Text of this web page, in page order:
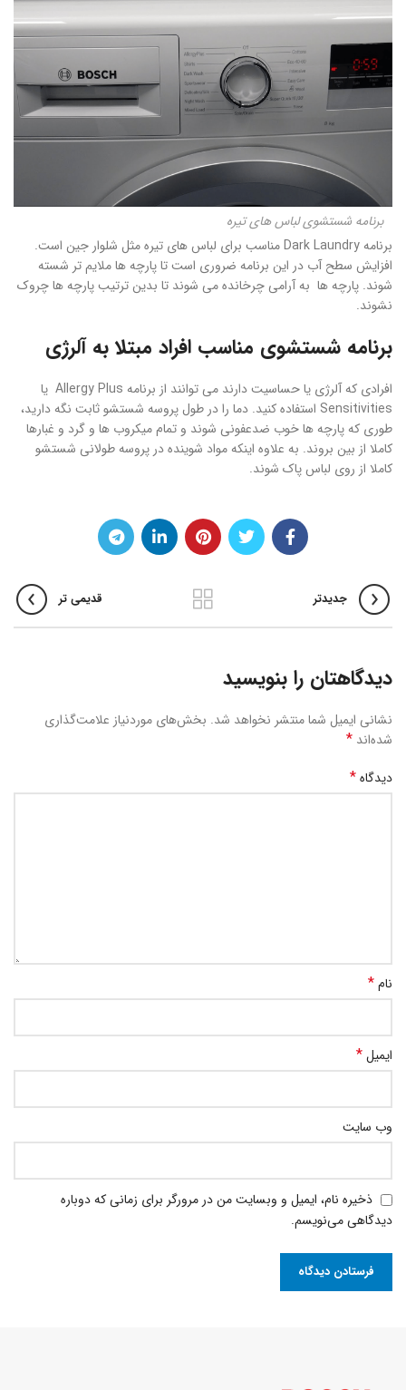
برنامه شستشوی لباس های تیره
برنامه Dark Laundry مناسب برای لباس های تیره مثل شلوار جین است.
افزایش سطح آب در این برنامه ضروری است تا پارچه ها ملایم تر شسته
شوند. پارچه ها به آرامی چرخانده می شوند تا بدین ترتیب پارچه ها چروک
نشوند.
برنامه شستشوی مناسب افراد مبتلا به آلرژی
افرادی که آلرژی یا حساسیت دارند می توانند از برنامه Allergy Plus یا
Sensitivities استفاده کنید. دما را در طول پروسه شستشو ثابت نگه دارید،
طوری که پارچه ها خوب ضدعفونی شوند و تمام میکروب ها و گرد و غبارها
کاملا از بین بروند. به علاوه اینکه مواد شوینده در پروسه طولانی شستشو
کاملا از روی لباس پاک شوند.
جدیدتر قدیمی تر
دیدگاهتان را بنویسید
نشانی ایمیل شما منتشر نخواهد شد. بخش‌های موردنیاز علامت‌گذاری
شده‌اند *
دیدگاه*
نام*
ایمیل*
وب‌ سایت
ذخیره نام، ایمیل و وبسایت من در مرورگر برای زمانی که دوباره
دیدگاهی می‌نویسم.